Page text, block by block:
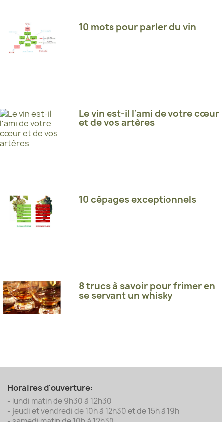
10 mots pour parler du vin
Le vin est-il l'ami de votre cœur
et de vos artères
10 cépages exceptionnels
8 trucs à savoir pour frimer en
se servant un whisky
Horaires d'ouverture:
- lundi matin de 9h30 à 12h30
- jeudi et vendredi de 10h à 12h30 et de 15h à 19h